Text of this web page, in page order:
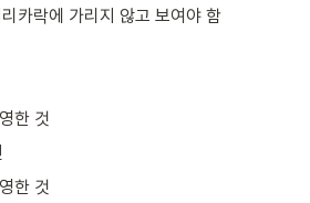
카락에 가리지 않고 보여야 함
한 것
한 것